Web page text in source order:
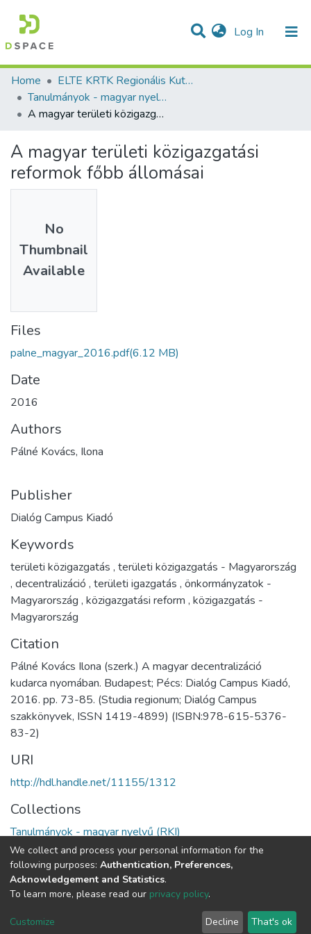
Log In (current)
Communities & Collections
Statistics
All of DSpace
Home
ELTE KRTK Regionális Kutatások Intézete
Tanulmányok - magyar nyelvű (RKI)
A magyar területi közigazgatási reformok főbb állomásai
A magyar területi közigazgatási
reformok főbb állomásai
No
Thumbnail
Available
Files
palne_magyar_2016.pdf(6.12 MB)
Date
2016
Authors
Pálné Kovács, Ilona
Publisher
Dialóg Campus Kiadó
Keywords
területi közigazgatás , területi közigazgatás - Magyarország
, decentralizáció , területi igazgatás , önkormányzatok -
Magyarország , közigazgatási reform , közigazgatás -
Magyarország
Citation
Pálné Kovács Ilona (szerk.) A magyar decentralizáció
kudarca nyomában. Budapest; Pécs: Dialóg Campus Kiadó,
2016. pp. 73-85. (Studia regionum; Dialóg Campus
szakkönyvek, ISSN 1419-4899) (ISBN:978-615-5376-
83-2)
URI
http://hdl.handle.net/11155/1312
Collections
Tanulmányok - magyar nyelvű (RKI)
Full item page
Cookie
End User
Send
We collect and process your personal information for the
following purposes: Authentication, Preferences,
Acknowledgement and Statistics.
To learn more, please read our privacy policy.
Customize Decline That's ok